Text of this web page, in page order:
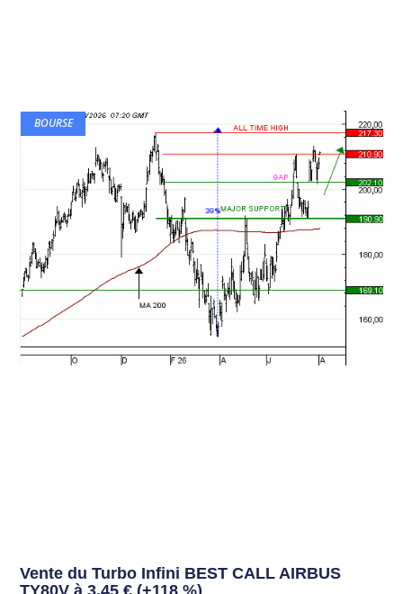
BOURSE
Vente du Turbo Infini BEST CALL AIRBUS
TY80V à 3,45 € (+118 %)